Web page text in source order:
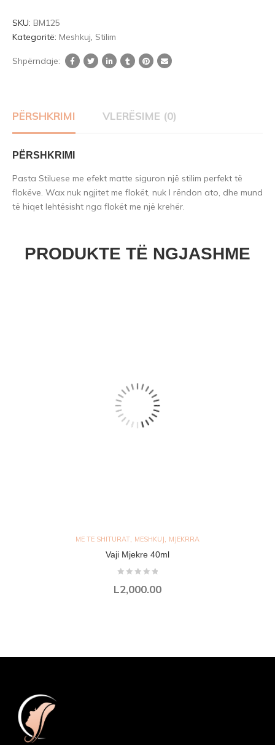
SKU: BM125
Kategoritë: Meshkuj Stilim
Shpërndaje:
PËRSHKRIMI VLERËSIME (0)
PËRSHKRIMI
Pasta Stiluese me efekt matte siguron një stilim perfekt të
flokëve. Wax nuk ngjitet me flokët, nuk I rëndon ato, dhe mund
të hiqet lehtësisht nga flokët me një krehër.
PRODUKTE TË NGJASHME
ME TE SHITURAT MESHKUJ MJEKRRA
Vaji Mjekre 40ml
L2,000.00